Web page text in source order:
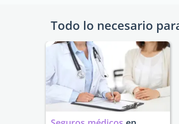
Todo lo necesario